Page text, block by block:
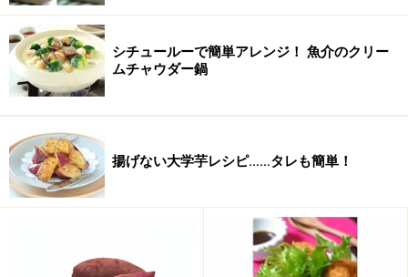
生姜
大葉 3～4枚
醤油
はちみつ
酒
大さじ1と1/2※醤油、はちみ
適量 ※ほうじ茶やウーロン
茶でも。
シチュールーで簡単アレンジ！ 魚介のクリー
ムチャウダー鍋
揚げない大学芋レシピ……タレも簡単！